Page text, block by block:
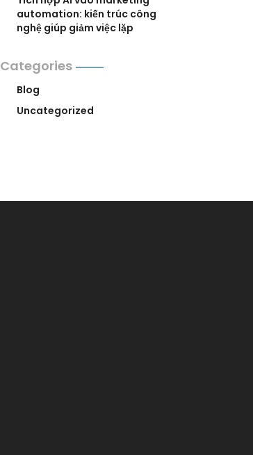
automation: kiến trúc công
nghệ giúp giảm việc lặp
Categories
Blog
Uncategorized